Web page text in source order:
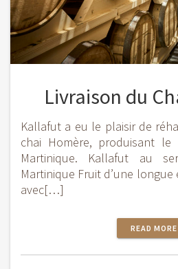
Livraison du
Kallafut a eu le plaisir de
chai Homère, produisant
Martinique. Kallafut au
Martinique Fruit d’une
avec[…]
READ MORE